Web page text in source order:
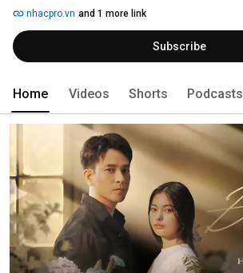
nhacpro.vn and 1 more link
Subscribe
Home Videos Shorts Podcasts